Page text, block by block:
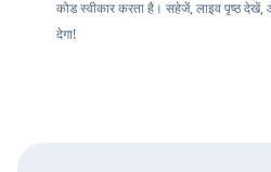
कोड स्वीकार करता है। सहेजें, लाइव पृष्ठ
देगा!